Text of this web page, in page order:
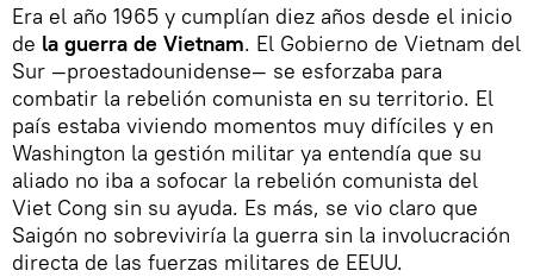
Era el año 1965 y cumplían diez años desde el inicio
de la guerra de Vietnam. El Gobierno de Vietnam del
Sur —proestadounidense— se esforzaba para
combatir la rebelión comunista en su territorio. El
país estaba viviendo momentos muy difíciles y en
Washington la gestión militar ya entendía que su
aliado no iba a sofocar la rebelión comunista del
Viet Cong sin su ayuda. Es más, se vio claro que
Saigón no sobreviviría la guerra sin la involucración
directa de las fuerzas militares de EEUU.